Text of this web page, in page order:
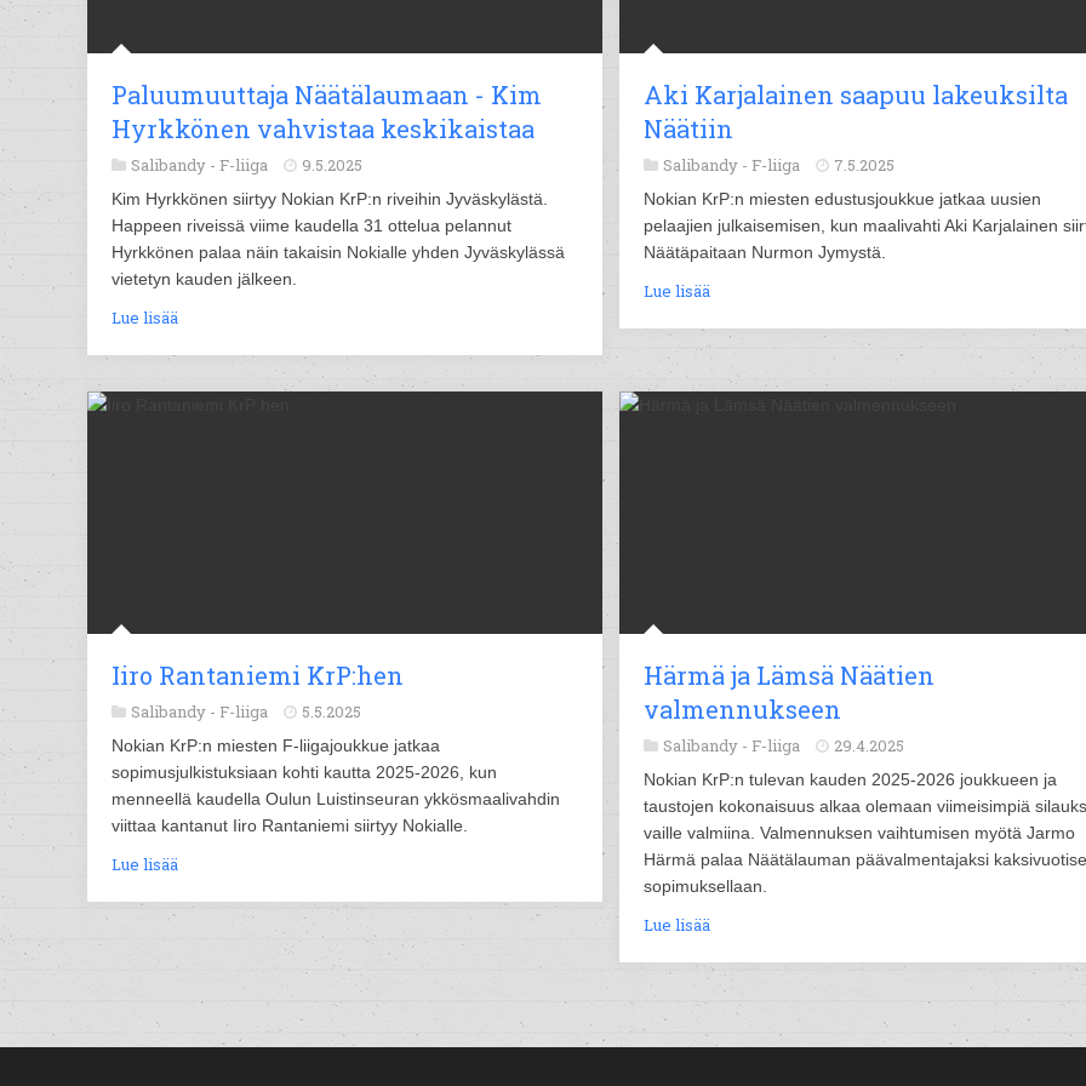
Paluumuuttaja Näätälaumaan - Kim
Hyrkkönen vahvistaa keskikaistaa
Salibandy - F-liiga 9.5.2025
Kim Hyrkkönen siirtyy Nokian KrP:n riveihin Jyväskylästä.
Happeen riveissä viime kaudella 31 ottelua pelannut
Hyrkkönen palaa näin takaisin Nokialle yhden Jyväskylässä
vietetyn kauden jälkeen.
Lue lisää
Aki Karjalainen saapuu lakeuksilta
Näätiin
Salibandy - F-liiga 7.5.2025
Nokian KrP:n miesten edustusjoukkue jatkaa uusien
pelaajien julkaisemisen, kun maalivahti Aki Karjalainen
Näätäpaitaan Nurmon Jymystä.
Lue lisää
Iiro Rantaniemi KrP:hen
Salibandy - F-liiga 5.5.2025
Nokian KrP:n miesten F-liigajoukkue jatkaa
sopimusjulkistuksiaan kohti kautta 2025-2026, kun
menneellä kaudella Oulun Luistinseuran ykkösmaalivahdin
viittaa kantanut Iiro Rantaniemi siirtyy Nokialle.
Lue lisää
Härmä ja Lämsä Näätien
valmennukseen
Salibandy - F-liiga 29.4.2025
Nokian KrP:n tulevan kauden 2025-2026 joukkueen ja
taustojen kokonaisuus alkaa olemaan viimeisimpiä
vaille valmiina. Valmennuksen vaihtumisen myötä Jarmo
Härmä palaa Näätälauman päävalmentajaksi
sopimuksellaan.
Lue lisää